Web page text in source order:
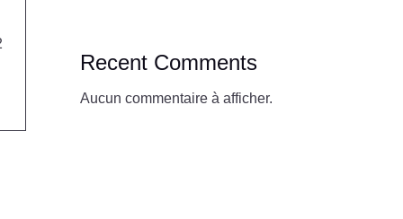
Recent Comments
Aucun commentaire à afficher.